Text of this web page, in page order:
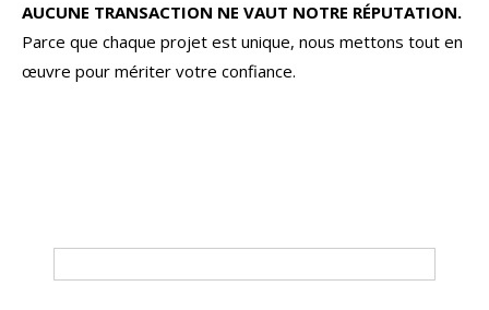
AUCUNE TRANSACTION NE VAUT NOTRE RÉPUTATION.
Parce que chaque projet est unique, nous mettons tout en
œuvre pour mériter votre confiance.